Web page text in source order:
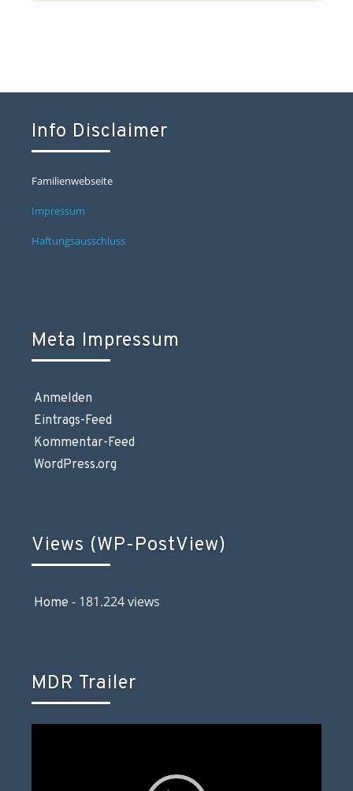
Info Disclaimer
Familienwebseite
Impressum
Haftungsausschluss
Meta Impressum
Anmelden
Eintrags-Feed
Kommentar-Feed
WordPress.org
Views (WP-PostView)
Home - 181.224 views
MDR Trailer